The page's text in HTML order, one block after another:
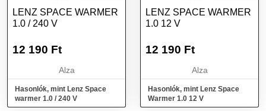
LENZ SPACE WARMER
1.0 / 240 V
12 190 Ft
Alza
Hasonlók, mint Lenz Space
warmer 1.0 / 240 V
LENZ SPACE WARMER
1.0 12 V
12 190 Ft
Alza
Hasonlók, mint Lenz Space
Warmer 1.0 12 V